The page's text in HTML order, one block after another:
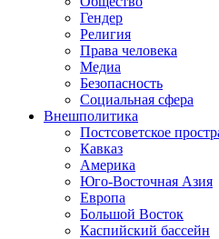
Гендер
Религия
Права человека
Медиа
Безопасность
Социальная сфера
Внешполитика
Постсоветское
Кавказ
Америка
Юго-Восточная Азия
Европа
Большой Восток
Каспийский бассейн